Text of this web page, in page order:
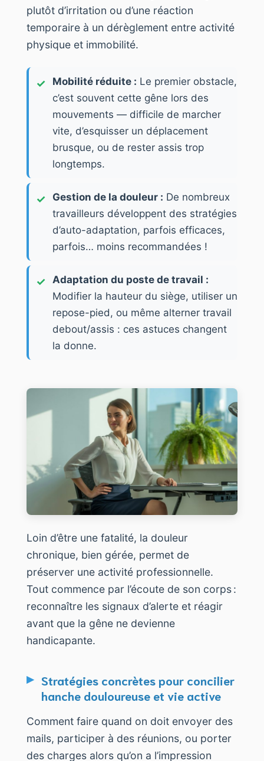
plutôt d’irritation ou d’une réaction
temporaire à un dérèglement entre activité
physique et immobilité.
Mobilité réduite : Le premier obstacle,
c’est souvent cette gêne lors des
mouvements — difficile de marcher
vite, d’esquisser un déplacement
brusque, ou de rester assis trop
longtemps.
Gestion de la douleur : De nombreux
travailleurs développent des stratégies
d’auto-adaptation, parfois efficaces,
parfois… moins recommandées !
Adaptation du poste de travail :
Modifier la hauteur du siège, utiliser un
repose-pied, ou même alterner travail
debout/assis : ces astuces changent
la donne.
Loin d’être une fatalité, la douleur
chronique, bien gérée, permet de
préserver une activité professionnelle.
Tout commence par l’écoute de son corps :
reconnaître les signaux d’alerte et réagir
avant que la gêne ne devienne
handicapante.
Stratégies concrètes pour concilier
hanche douloureuse et vie active
Comment faire quand on doit envoyer des
mails, participer à des réunions, ou porter
des charges alors qu’on a l’impression